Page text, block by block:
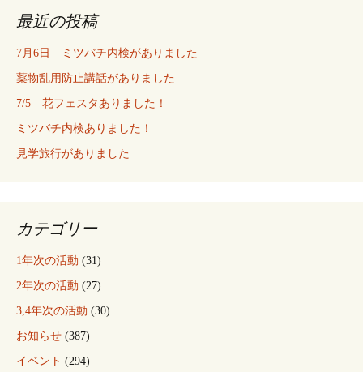
最近の投稿
7月6日 ミツバチ内検がありました
薬物乱用防止講話がありました
7/5 花フェスタありました！
ミツバチ内検ありました！
見学旅行がありました
カテゴリー
1年次の活動 (31)
2年次の活動 (27)
3,4年次の活動 (30)
お知らせ (387)
イベント (294)